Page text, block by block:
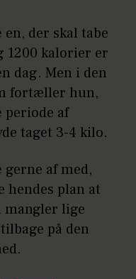
der skal tabe
kalorier er
dag. Men i den
fortæller hun,
periode af
taget 3-4 kilo.
af med,
hendes plan at
lige
på den